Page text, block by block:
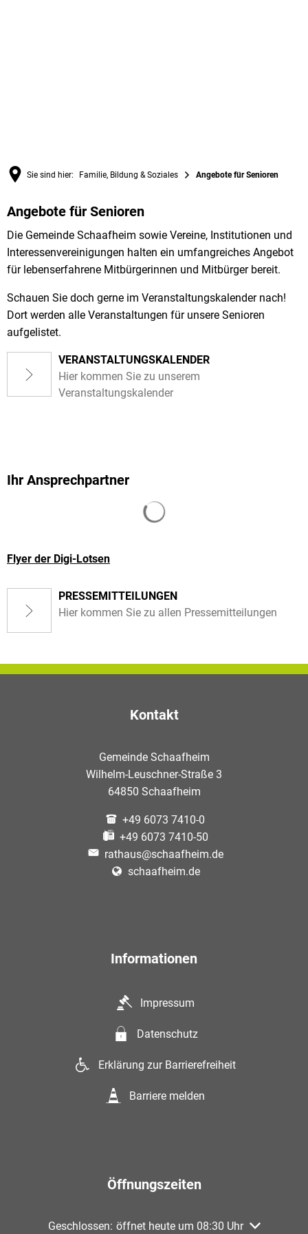
Sie sind hier: Familie, Bildung & Soziales Angebote für Senioren
Angebote
für
Senioren
Angebote für Senioren
Die Gemeinde Schaafheim sowie Vereine, Institutionen und
Interessenvereinigungen halten ein umfangreiches Angebot
für lebenserfahrene Mitbürgerinnen und Mitbürger bereit.
Schauen Sie doch gerne im Veranstaltungskalender nach!
Dort werden alle Veranstaltungen für unsere Senioren
aufgelistet.
VERANSTALTUNGSKALENDER
Hier kommen Sie zu unserem
Veranstaltungskalender
Ihr Ansprechpartner
Flyer der Digi-Lotsen
PRESSEMITTEILUNGEN
Hier kommen Sie zu allen Pressemitteilungen
Kontakt
Gemeinde Schaafheim
Wilhelm-Leuschner-Straße 3
64850 Schaafheim
+49 6073 7410-0
+49 6073 7410-50
rathaus@schaafheim.de
schaafheim.de
Informationen
Impressum
Datenschutz
Erklärung zur Barrierefreiheit
Barriere melden
Öffnungszeiten
Klicken, um weitere Öffnungs- oder Schließzeiten
Geschlossen: öffnet heute um 08:30 Uhr